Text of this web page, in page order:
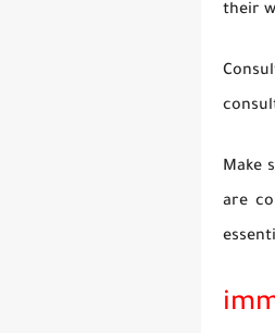
their
Make
are